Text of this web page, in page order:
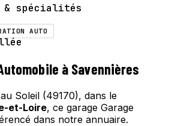
spécialités
AUTO
à Savennières
Soleil (49170), dans le
et-Loire, ce garage Garage
dans notre annuaire.